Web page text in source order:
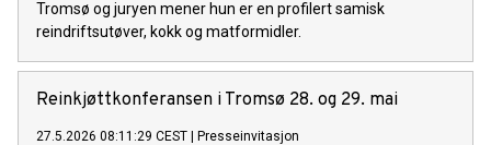
Tromsø og juryen mener hun er en profilert samisk
reindriftsutøver, kokk og matformidler.
Reinkjøttkonferansen i Tromsø 28. og 29. mai
27.5.2026 08:11:29 CEST | Presseinvitasjon